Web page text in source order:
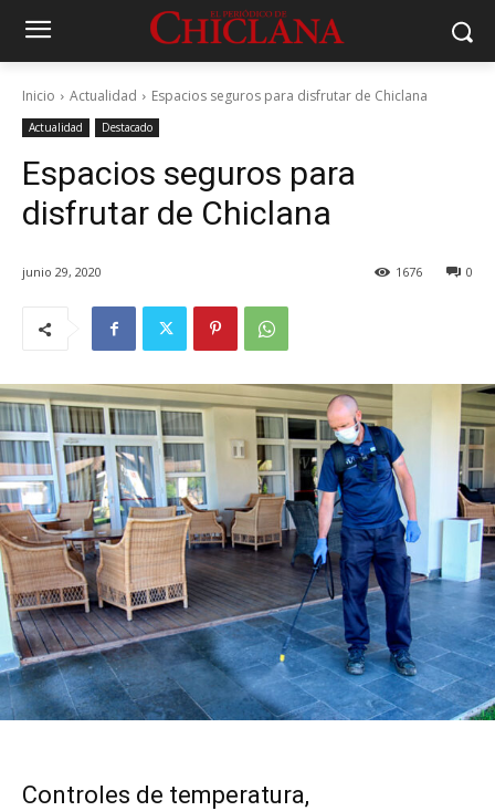
Inicio Actualidad Espacios seguros para disfrutar de Chiclana
Actualidad Destacado
Espacios seguros para
disfrutar de Chiclana
junio 29, 2020 0
1676
Controles de temperatura,